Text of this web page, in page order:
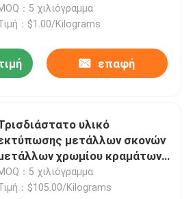
τιτανίου
：5 χιλιόγραμμα
：$1.00/Kilograms
επαφή
υλικό
μετάλλων σκονών
χρωμίου κραμάτων
：5 χιλιόγραμμα
：$105.00/Kilograms